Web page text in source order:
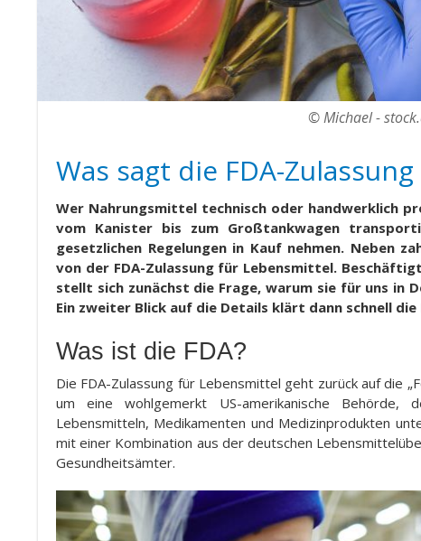
© Michael -
Was sagt die FDA-
Wer Nahrungsmittel technisch oder handwerklich
vom Kanister bis zum Großtankwagen
gesetzlichen Regelungen in Kauf nehmen. Neben
von der FDA-Zulassung für Lebensmittel.
stellt sich zunächst die Frage, warum sie für uns in
Ein zweiter Blick auf die Details klärt dann schnell
Was ist die FDA?
Die FDA-Zulassung für Lebensmittel geht zurück auf die
um eine wohlgemerkt US-amerikanische
Lebensmitteln, Medikamenten und Medizinprodukten
mit einer Kombination aus der deutschen
Gesundheitsämter.